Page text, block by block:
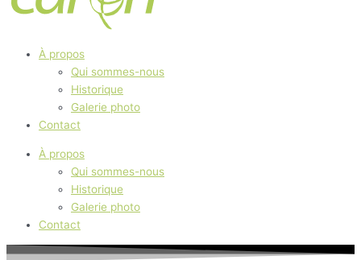
À propos
Qui sommes-nous
Historique
Galerie photo
Contact
À propos
Qui sommes-nous
Historique
Galerie photo
Contact